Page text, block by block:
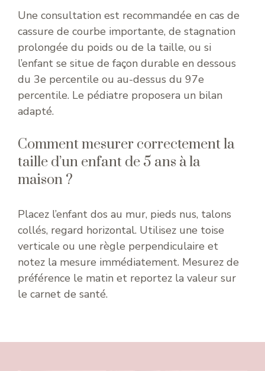
Une consultation est recommandée en cas de
cassure de courbe importante, de stagnation
prolongée du poids ou de la taille, ou si
l’enfant se situe de façon durable en dessous
du 3e percentile ou au-dessus du 97e
percentile. Le pédiatre proposera un bilan
adapté.
Comment mesurer correctement la
taille d’un enfant de 5 ans à la
maison ?
Placez l’enfant dos au mur, pieds nus, talons
collés, regard horizontal. Utilisez une toise
verticale ou une règle perpendiculaire et
notez la mesure immédiatement. Mesurez de
préférence le matin et reportez la valeur sur
le carnet de santé.